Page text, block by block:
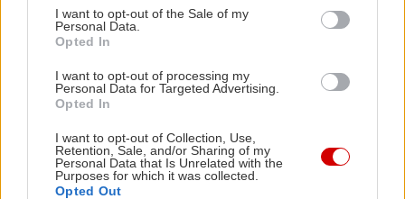
consent section.
I want to opt-out of the Sale of my
Personal Data.
Opted In
I want to opt-out of processing my
Personal Data for Targeted Advertising.
Opted In
I want to opt-out of Collection, Use,
Retention, Sale, and/or Sharing of my
Personal Data that Is Unrelated with the
Purposes for which it was collected.
Opted Out